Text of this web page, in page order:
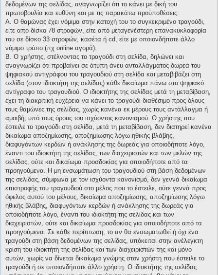
δεδομένων της σελίδας, αναγνωρίζει ότι το κάνει με δική του
πρωτοβουλία και ευθύνη και με τις παρακάτω προϋποθέσεις:
Α. Ο θαμώνας έχει νόμιμα στην κατοχή του το συγκεκριμένο τραγούδι,
είτε από δίσκο 78 στροφών, είτε από μεταγενέστερη επανακυκλοφορία
του σε δίσκο 33 στροφών, κασέτα ή cd, είτε με οποιονδήποτε άλλο
νόμιμο τρόπο (πχ online αγορά).
Β. Ο χρήστης, στέλνοντας το τραγούδι στη σελίδα, δηλώνει και
αναγνωρίζει ότι προβαίνει σε άτυπη άνευ ανταλλάγματος δωρεά του
ψηφιακού αντιγράφου του τραγουδιού στη σελίδα και μεταβιβάζει στη
σελίδα (στον ιδιοκτήτη της σελίδας) κάθε δικαίωμα πάνω στο ψηφιακό
αντίγραφο του τραγουδιού. Ο ιδιοκτήτης της σελίδας μετά τη μεταβίβαση,
έχει τη διακριτική ευχέρεια να κάνει το τραγούδι διαθέσιμο προς όλους
τους θαμώνες της σελίδας, χωρίς κανένα εκ μέρους τους αντάλλαγμα ή
αμοιβή, υπό τους όρους του ισχύοντος κανονισμού. Ο χρήστης που
έστειλε το τραγούδι στη σελίδα, μετά τη μεταβίβαση, δεν διατηρεί κανένα
δικαίωμα αποζημίωσης, αποζημίωσης λόγω ηθικής βλάβης,
διαφυγόντων κερδών ή ανάκλησης της δωρεάς για οποιοδήποτε λόγο,
έναντι του ιδιοκτήτη της σελίδας, των διαχειριστών και των μελών της
σελίδας, ούτε και δικαίωμα προσδοκίας για οποιοδήποτε από τα
προηγούμενα. Η μη ενσωμάτωση του τραγουδιού στη βάση δεδομένων
της σελίδας, σύμφωνα με τον ισχύοντα κανονισμό, δεν γεννά δικαίωμα
επιστροφής του τραγουδιού στο μέλος που το έστειλε, ούτε γεννά προς
όφελος αυτού του μέλους, δικαίωμα αποζημίωσης, αποζημίωσης λόγω
ηθικής βλάβης, διαφυγόντων κερδών ή ανάκλησης της δωρεάς για
οποιοδήποτε λόγο, έναντι του ιδιοκτήτη της σελίδας και των
διαχειριστών, ούτε και δικαίωμα προσδοκίας για οποιοδήποτε από τα
προηγούμενα. Σε κάθε περίπτωση, το αν θα ενσωματωθεί ή όχι ένα
τραγούδι στη βάση δεδομένων της σελίδας, υπόκειται στην ανέλεγκτη
κρίση του ιδιοκτήτη της σελίδας και των διαχειριστών της και μόνο
αυτών, χωρίς να δίνεται δικαίωμα γνώμης στον χρήστη που έστειλε το
τραγούδι ή σε οποιονδήποτε άλλο χρήστη. Ο ιδιοκτήτης της σελίδας